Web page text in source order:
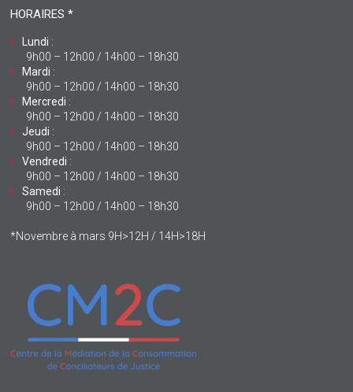
HORAIRES *
Lundi :
9h00 – 12h00 / 14h00 – 18h30
Mardi :
9h00 – 12h00 / 14h00 – 18h30
Mercredi :
9h00 – 12h00 / 14h00 – 18h30
Jeudi :
9h00 – 12h00 / 14h00 – 18h30
Vendredi :
9h00 – 12h00 / 14h00 – 18h30
Samedi :
9h00 – 12h00 / 14h00 – 18h30
*Novembre à mars 9H>12H / 14H>18H